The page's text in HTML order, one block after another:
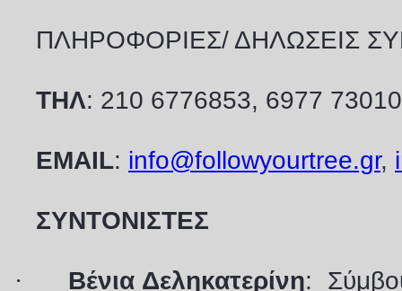
ΠΛΗΡΟΦΟΡΙΕΣ/ ΔΗΛΩΣΕΙΣ
ΤΗΛ: 210 6776853, 6977
ΕMAIL: info@followyourtree.gr,
ΣΥΝΤΟΝΙΣΤΕΣ
· Βένια Δεληκατερίνη: